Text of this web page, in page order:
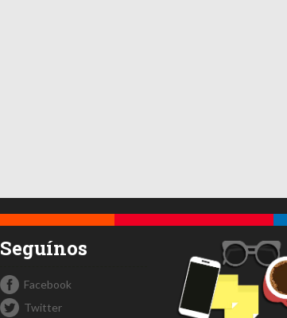
Seguínos
Facebook
Twitter